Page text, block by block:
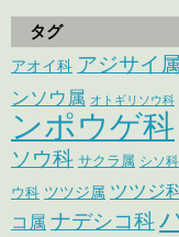
タグ
アオイ科 アジサイ属
ンソウ属 オトギリソウ科
ンポウゲ科
ソウ科 サクラ属 シソ科
ウ科 ツツジ属 ツツジ
コ属 ナデシコ科